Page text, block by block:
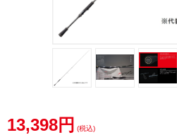
13,398円 (税込)